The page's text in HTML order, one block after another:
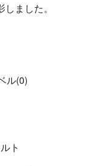
ました。
ル(0)
ト